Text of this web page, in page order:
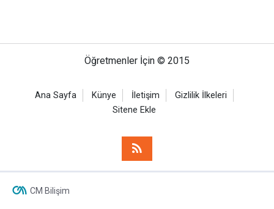
Öğretmenler İçin © 2015
Ana Sayfa Künye İletişim
Gizlilik İlkeleri
Sitene Ekle
CM Bilişim